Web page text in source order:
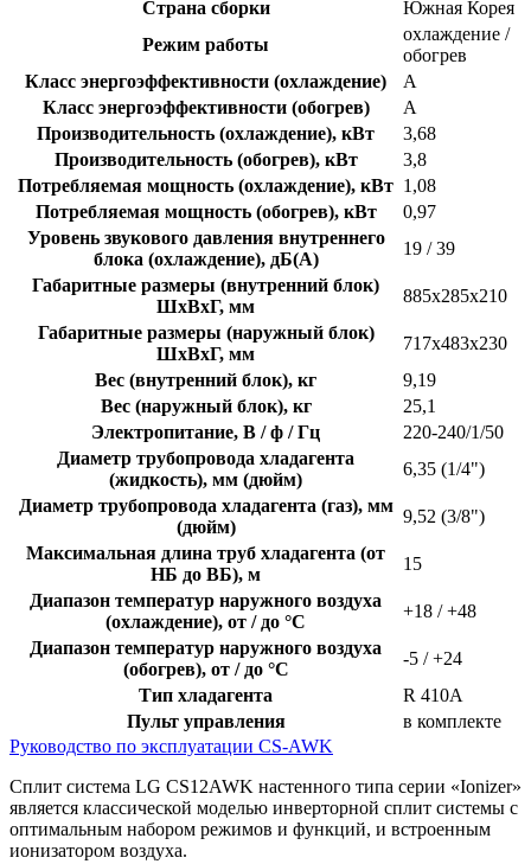
Страна сборки
Южная Корея
Режим работы
охлаждение /
обогрев
Класс энергоэффективности (охлаждение)
A
Класс энергоэффективности (обогрев)
A
Производительность (охлаждение), кВт
3,68
Производительность (обогрев), кВт
3,8
Потребляемая мощность (охлаждение), кВт 1,08
Потребляемая мощность (обогрев), кВт
0,97
Уровень звукового давления внутреннего
блока (охлаждение), дБ(A)
19 / 39
Габаритные размеры (внутренний блок)
ШхВхГ, мм
885х285х210
Габаритные размеры (наружный блок)
ШхВхГ, мм
717х483х230
Вес (внутренний блок), кг
9,19
Вес (наружный блок), кг
25,1
Электропитание, В / ф / Гц
220-240/1/50
Диаметр трубопровода хладагента
(жидкость), мм (дюйм)
6,35 (1/4")
Диаметр трубопровода хладагента (газ), мм
(дюйм)
9,52 (3/8")
Максимальная длина труб хладагента (от
НБ до ВБ), м
15
Диапазон температур наружного воздуха
(охлаждение), от / до °С
+18 / +48
Диапазон температур наружного воздуха
(обогрев), от / до °С
-5 / +24
Тип хладагента
R 410A
Пульт управления
в комплекте
Руководство по эксплуатации CS-AWK
Сплит система LG CS12AWK настенного типа серии «Ionizer»
является классической моделью инверторной сплит системы с
оптимальным набором режимов и функций, и встроенным
ионизатором воздуха.